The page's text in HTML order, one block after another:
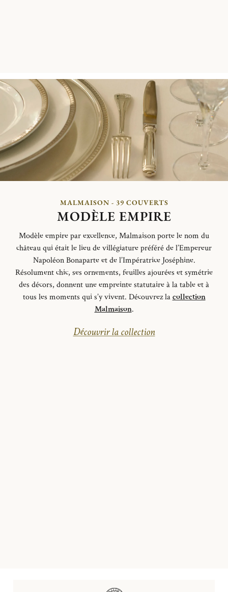
MALMAISON - 39 COUVERTS
MODÈLE EMPIRE
Modèle empire par excellence, Malmaison porte le nom du
château qui était le lieu de villégiature préféré de l’Empereur
Napoléon Bonaparte et de l’Impératrice Joséphine.
Résolumentchic, ses ornements, feuilles ajourées et symétrie
des décors, donnent une empreinte statutaire à la table et à
tous les moments qui s’y vivent. Découvrez lacollection
Malmaison.
Découvrir la collection